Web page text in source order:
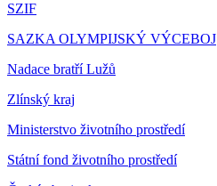
SZIF
SAZKA OLYMPIJSKÝ VÝCEBOJ
Nadace bratří Lužů
Zlínský kraj
Ministerstvo životního prostředí
Státní fond životního prostředí